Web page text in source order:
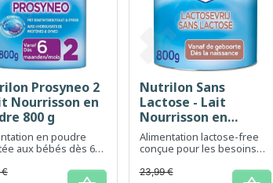
Aperçu rapide
Prosyneo 2
Nourrisson en
800 g
en poudre
aux bébés dès 6
immunitaire et du
€
Aperçu rapide
Nutrilon Sans
Lactose - Lait
Nourrisson en
Poudre 800 g
Alimentation lactose-free
conçue pour les besoins
des nourrissons
23,99 €